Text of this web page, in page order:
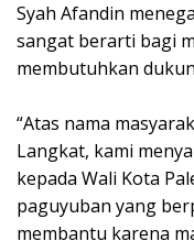
Syah Afandin
sangat berarti bagi
membutuhkan
‎“Atas nama
Langkat, kami
kepada Wali Kota
paguyuban yang
membantu karena